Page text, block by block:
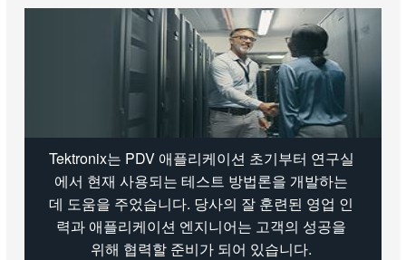
Tektronix는 PDV 애플리케이션 초기부터 연구실
에서 현재 사용되는 테스트 방법론을 개발하는
데 도움을 주었습니다. 당사의 잘 훈련된 영업 인
력과 애플리케이션 엔지니어는 고객의 성공을
위해 협력할 준비가 되어 있습니다.